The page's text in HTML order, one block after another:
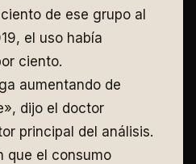
de ese grupo al
el uso había
ciento.
aumentando de
dijo el doctor
principal del análisis.
que el consumo